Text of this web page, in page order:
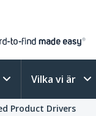
Vilka vi är
Product Drivers